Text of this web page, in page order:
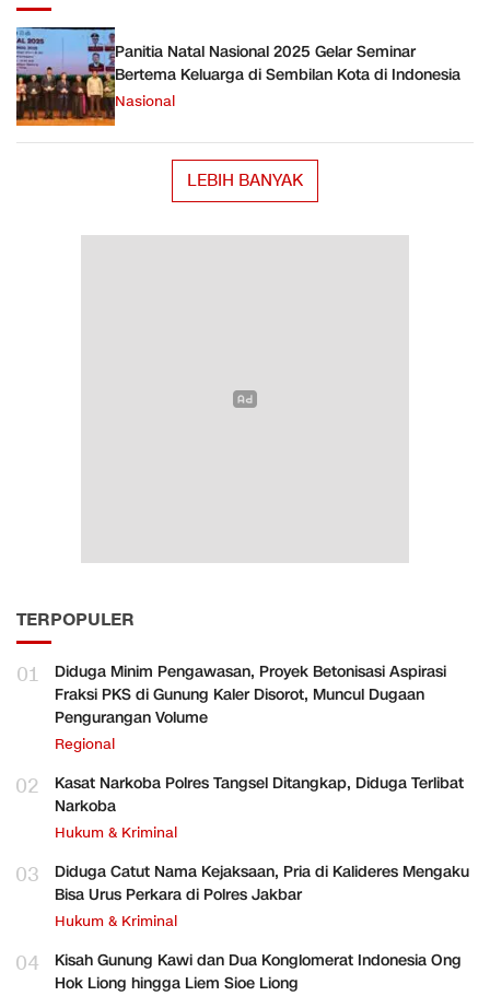
Panitia Natal Nasional 2025 Gelar Seminar
Bertema Keluarga di Sembilan Kota di Indonesia
Nasional
LEBIH BANYAK
TERPOPULER
01
Diduga Minim Pengawasan, Proyek Betonisasi Aspirasi
Fraksi PKS di Gunung Kaler Disorot, Muncul Dugaan
Pengurangan Volume
Regional
02
Kasat Narkoba Polres Tangsel Ditangkap, Diduga Terlibat
Narkoba
Hukum & Kriminal
03
Diduga Catut Nama Kejaksaan, Pria di Kalideres Mengaku
Bisa Urus Perkara di Polres Jakbar
Hukum & Kriminal
04
Kisah Gunung Kawi dan Dua Konglomerat Indonesia Ong
Hok Liong hingga Liem Sioe Liong